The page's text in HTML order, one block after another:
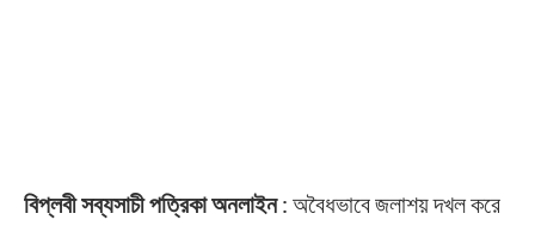
বিপ্লবী সব্যসাচী পত্রিকা অনলাইন: অবৈধভাবে জলাশয় দখল করে